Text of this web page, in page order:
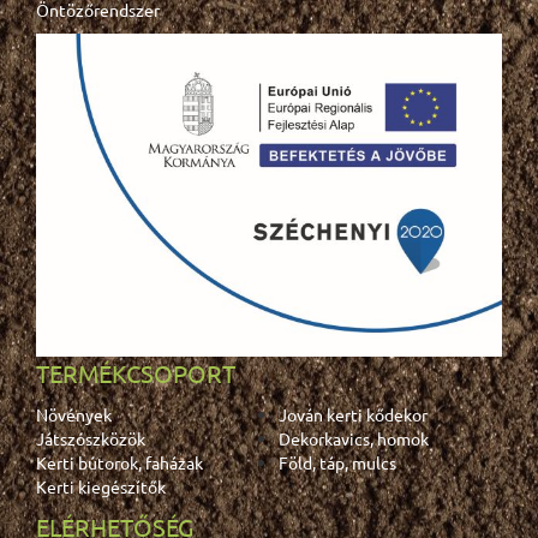
Öntözőrendszer
TERMÉKCSOPORT
Növények
Jován kerti kődekor
Játszószközök
Dekorkavics, homok
Kerti bútorok, faházak
Föld, táp, mulcs
Kerti kiegészítők
ELÉRHETŐSÉG